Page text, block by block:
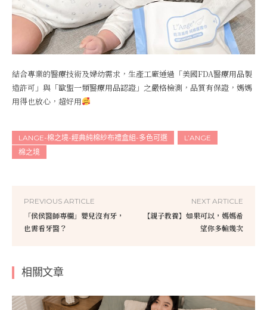
結合專業的醫療技術及婦幼需求，生產工廠通過「美國FDA醫療用品製
造許可」與「歐盟一類醫療用品認證」之嚴格檢測，品質有保證，媽媽
用得也放心，超好用
LANGE-棉之境-經典純棉紗布禮盒組-多色可選
L’ANGE
棉之境
PREVIOUS ARTICLE
「侯侯醫師專欄」嬰兒沒有牙，
也需看牙醫？
NEXT ARTICLE
【親子教養】如果可以，媽媽希
望你多輸幾次
相關文章